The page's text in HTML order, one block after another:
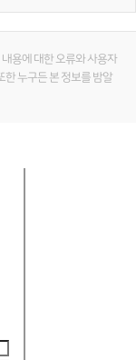
용에 대한 오류와 사용자
한 누구든 본 정보를 밤알